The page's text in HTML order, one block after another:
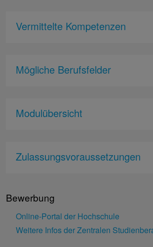
Vermittelte Kompetenzen
Mögliche Berufsfelder
Modulübersicht
Zulassungsvoraussetzungen
Bewerbung
Online-Portal der Hochschule
Weitere Infos der Zentralen